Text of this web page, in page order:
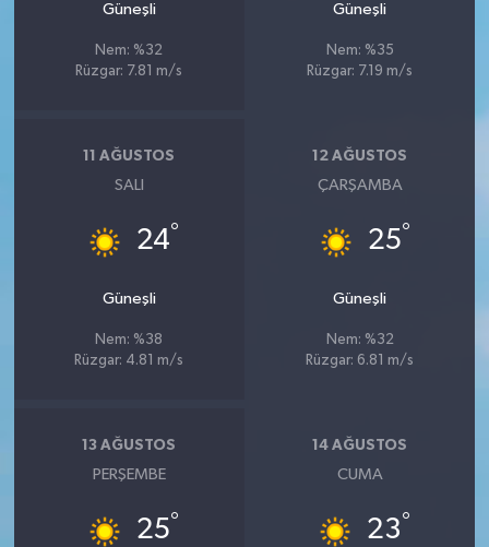
Güneşli
Nem: %32
Rüzgar: 7.81 m/s
Güneşli
Nem: %35
Rüzgar: 7.19 m/s
11 AĞUSTOS
SALI
24°
Güneşli
Nem: %38
Rüzgar: 4.81 m/s
12 AĞUSTOS
ÇARŞAMBA
25°
Güneşli
Nem: %32
Rüzgar: 6.81 m/s
13 AĞUSTOS
PERŞEMBE
25°
14 AĞUSTOS
CUMA
23°